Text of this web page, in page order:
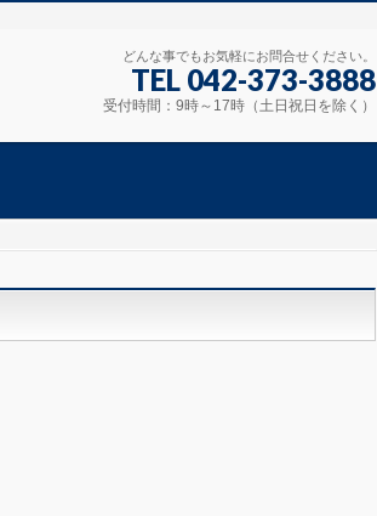
どんな事でもお気軽にお問合せください。
TEL 042-373-3888
受付時間：9時～17時（土日祝日を除く）